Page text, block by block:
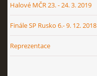
Halové MČR 23. - 24. 3. 2019
Finále SP Rusko 6.- 9. 12. 2018
Reprezentace